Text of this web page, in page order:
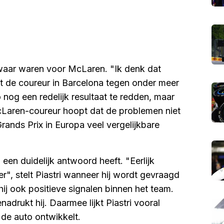
waren voor McLaren. "Ik denk dat
coureur in Barcelona tegen onder meer
een redelijk resultaat te redden, maar
coureur hoopt dat de problemen niet
Prix in Europa veel vergelijkbare
duidelijk antwoord heeft. "Eerlijk
stelt Piastri wanneer hij wordt gevraagd
ook positieve signalen binnen het team.
hij. Daarmee lijkt Piastri vooral
auto ontwikkelt.